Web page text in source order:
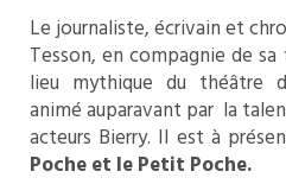
Le journaliste, écrivain et
Tesson, en compagnie de
lieu mythique du théâtre
animé auparavant par la
acteurs Bierry. Il est à
Poche et le Petit Poche.